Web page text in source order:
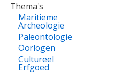
Thema's
Maritieme
Archeologie
Paleontologie
Oorlogen
Cultureel
Erfgoed